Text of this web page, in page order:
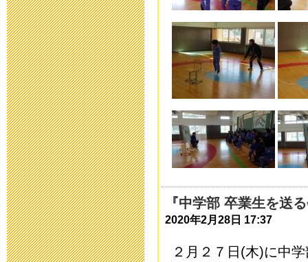
2020年5月14日
臨時休校中の
2020年4月30日
臨時休校延長
2020年4月28日
臨時休校期間
絡
『中学部 卒業生を送
2020年2月28日 17:37
２月２７日 (木)に中